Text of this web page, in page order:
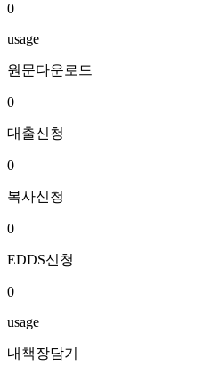
0
usage
원문다운로드
0
대출신청
0
복사신청
0
EDDS신청
0
usage
내책장담기